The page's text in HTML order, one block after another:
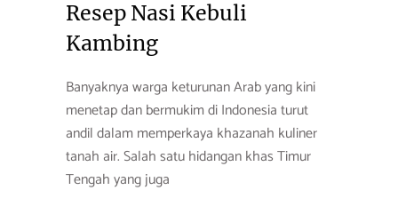
Resep Nasi Kebuli
Kambing
Banyaknya warga keturunan Arab yang kini
menetap dan bermukim di Indonesia turut
andil dalam memperkaya khazanah kuliner
tanah air. Salah satu hidangan khas Timur
Tengah yang juga